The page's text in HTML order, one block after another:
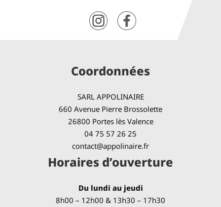
Coordonnées
SARL APPOLINAIRE
660 Avenue Pierre Brossolette
26800 Portes lès Valence
04 75 57 26 25
contact@appolinaire.fr
Horaires d’ouverture
Du lundi au jeudi
8h00 – 12h00 & 13h30 – 17h30